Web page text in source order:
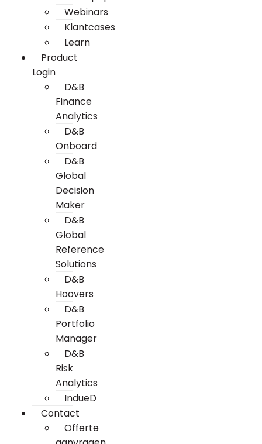
Webinars
Klantcases
Learn
Product
Login
D&B
Finance
Analytics
D&B
Onboard
D&B
Global
Decision
Maker
D&B
Global
Reference
Solutions
D&B
Hoovers
D&B
Portfolio
Manager
D&B
Risk
Analytics
IndueD
Contact
Offerte